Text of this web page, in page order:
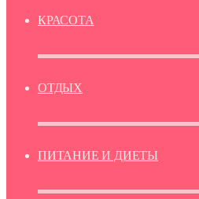
КРАСОТА
ОТДЫХ
ПИТАНИЕ И ДИЕТЫ